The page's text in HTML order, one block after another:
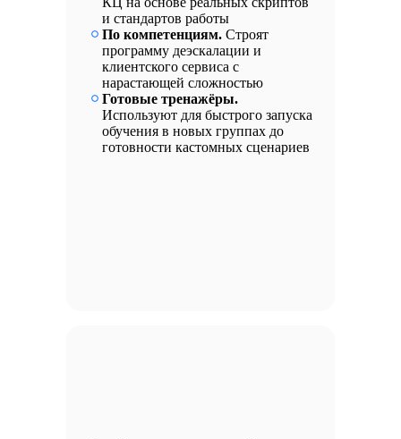
и стандартов работы
По компетенциям. Строят
программу деэскалации и
клиентского сервиса с
нарастающей сложностью
Готовые тренажёры.
Используют для быстрого запуска
обучения в новых группах до
готовности кастомных сценариев